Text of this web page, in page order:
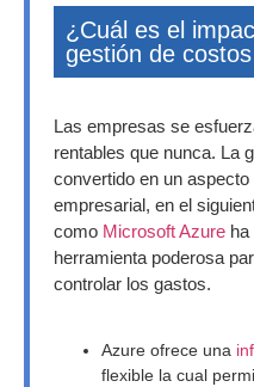
¿Cuál es el
gestión de
Las empresas se
rentables que nunca. La
convertido en un
empresarial, en el
como Microsoft Azure
herramienta poderosa
controlar los gastos.
Azure ofrece una
flexible la cual